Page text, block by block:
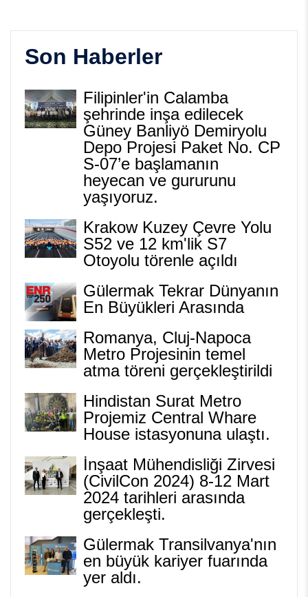
Son Haberler
Filipinler'in Calamba
şehrinde inşa edilecek
Güney Banliyö Demiryolu
Depo Projesi Paket No. CP
S-07’e başlamanın
heyecan ve gururunu
yaşıyoruz.
Krakow Kuzey Çevre Yolu
S52 ve 12 km'lik S7
Otoyolu törenle açıldı
Gülermak Tekrar Dünyanın
En Büyükleri Arasında
Romanya, Cluj-Napoca
Metro Projesinin temel
atma töreni gerçekleştirildi
Hindistan Surat Metro
Projemiz Central Whare
House istasyonuna ulaştı.
İnşaat Mühendisliği Zirvesi
(CivilCon 2024) 8-12 Mart
2024 tarihleri arasında
gerçekleşti.
Gülermak Transilvanya'nın
en büyük kariyer fuarında
yer aldı.